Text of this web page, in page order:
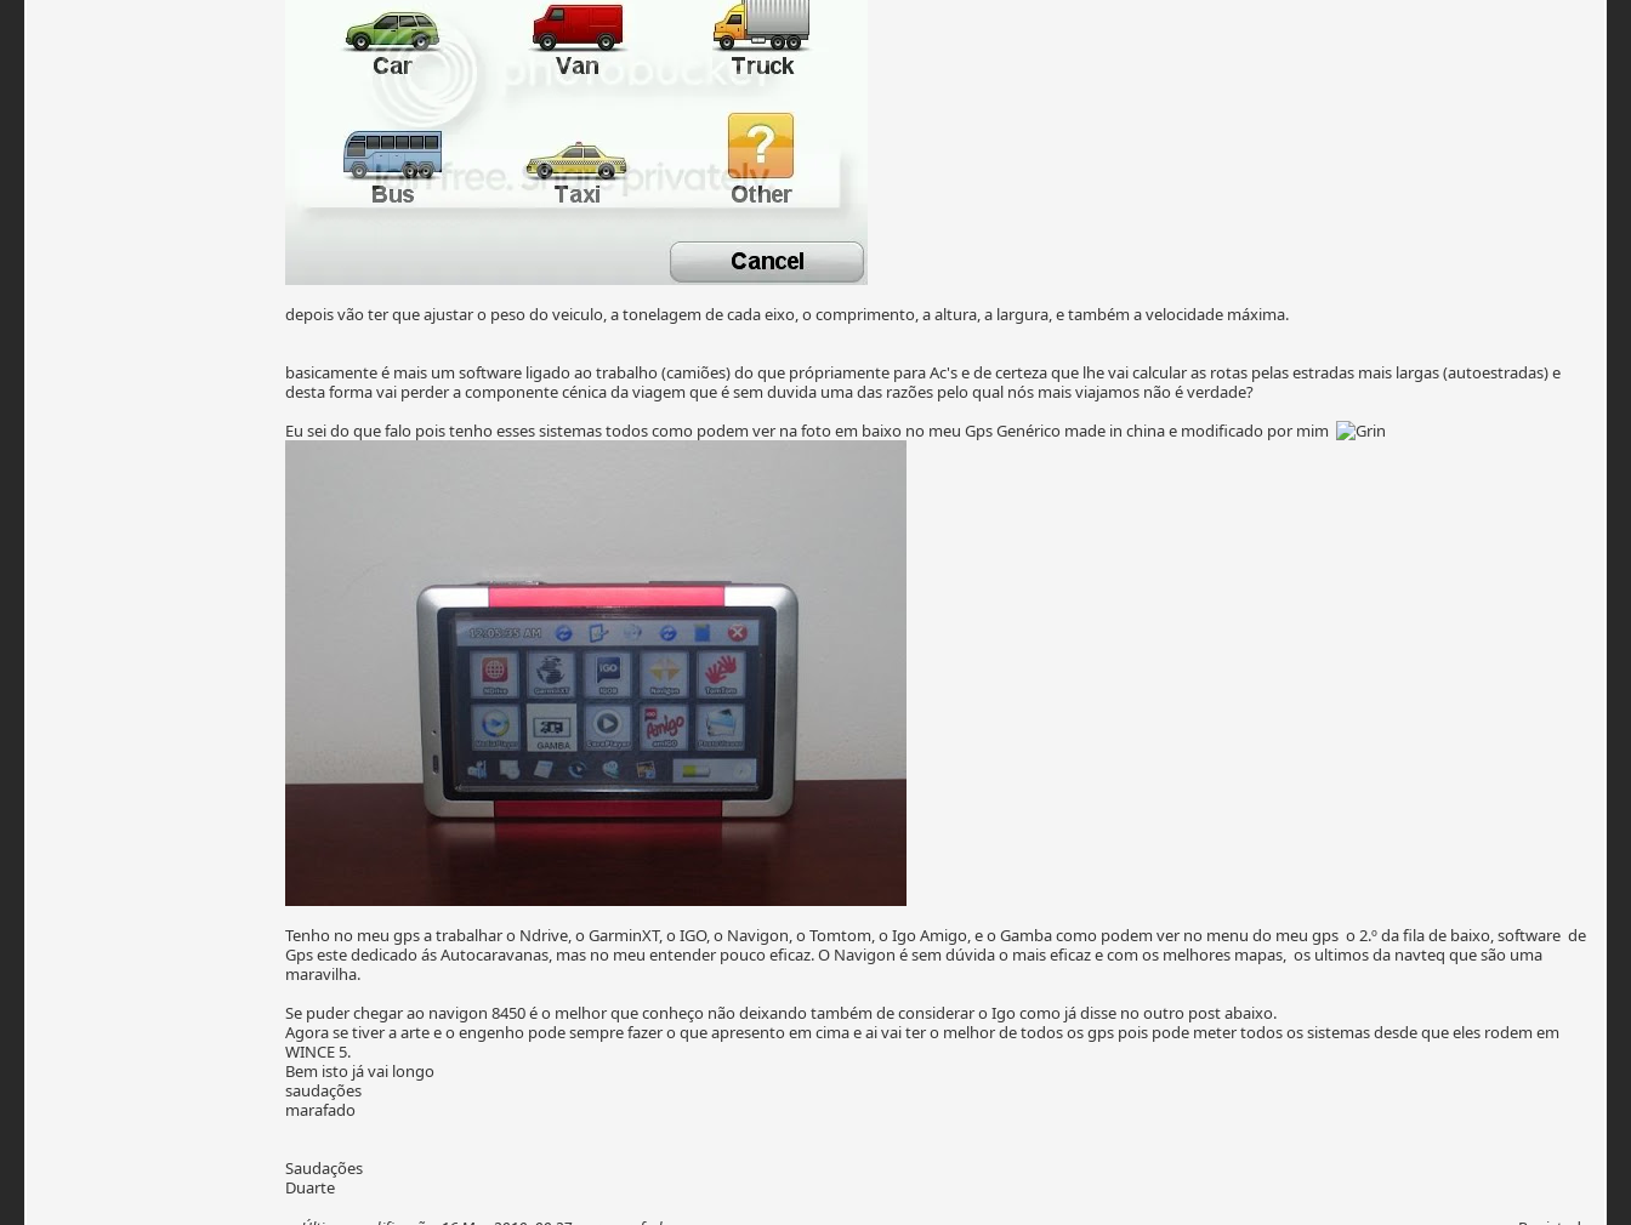
depois vão ter que ajustar o peso do veiculo, a tonelagem de cada eixo, o comprimento, a altura, a largura, e também a velocidade máxima.
basicamente é mais um software ligado ao trabalho (camiões) do que própriamente para Ac's e de certeza que lhe vai calcular as rotas pelas estradas mais largas (autoestradas) e
desta forma vai perder a componente cénica da viagem que é sem duvida uma das razões pelo qual nós mais viajamos não é verdade?
Eu sei do que falo pois tenho esses sistemas todos como podem ver na foto em baixo no meu Gps Genérico made in china e modificado por mim
Tenho no meu gps a trabalhar o Ndrive, o GarminXT, o IGO, o Navigon, o Tomtom, o Igo Amigo, e o Gamba como podem ver no menu do meu gps o 2.º da fila de baixo, software de
Gps este dedicado ás Autocaravanas, mas no meu entender pouco eficaz. O Navigon é sem dúvida o mais eficaz e com os melhores mapas, os ultimos da navteq que são uma
maravilha.
Se puder chegar ao navigon 8450 é o melhor que conheço não deixando também de considerar o Igo como já disse no outro post abaixo.
Agora se tiver a arte e o engenho pode sempre fazer o que apresento em cima e ai vai ter o melhor de todos os gps pois pode meter todos os sistemas desde que eles rodem em
WINCE 5.
Bem isto já vai longo
saudações
marafado
Saudações
Duarte